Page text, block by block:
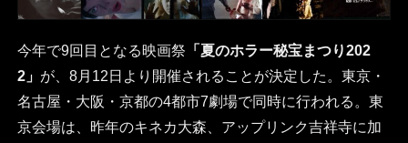
今年で9回目となる映画祭 「夏のホラー秘宝まつり202
2」 が、8月12日より開催されることが決定した。東京・
名古屋・大阪・京都の4都市7劇場で同時に行われる。東
京会場は、昨年のキネカ大森、アップリンク吉祥寺に加